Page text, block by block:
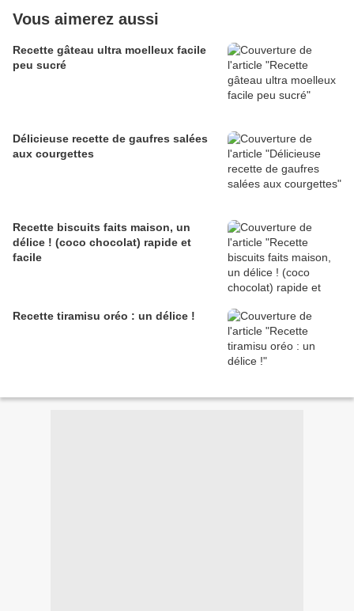
Vous aimerez aussi
Recette gâteau ultra moelleux facile
peu sucré
Délicieuse recette de gaufres salées
aux courgettes
Recette biscuits faits maison, un
délice ! (coco chocolat) rapide et
facile
Recette tiramisu oréo : un délice !